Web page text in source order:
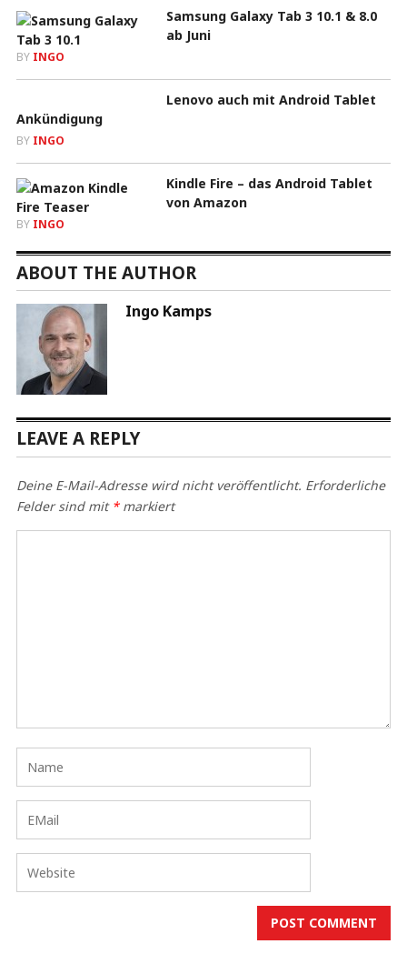
Samsung Galaxy Tab 3 10.1 & 8.0
ab Juni
BY INGO
Lenovo auch mit Android Tablet
Ankündigung
BY INGO
Kindle Fire – das Android Tablet
von Amazon
BY INGO
ABOUT THE AUTHOR
Ingo Kamps
LEAVE A REPLY
Deine E-Mail-Adresse wird nicht veröffentlicht. Erforderliche
Felder sind mit *markiert